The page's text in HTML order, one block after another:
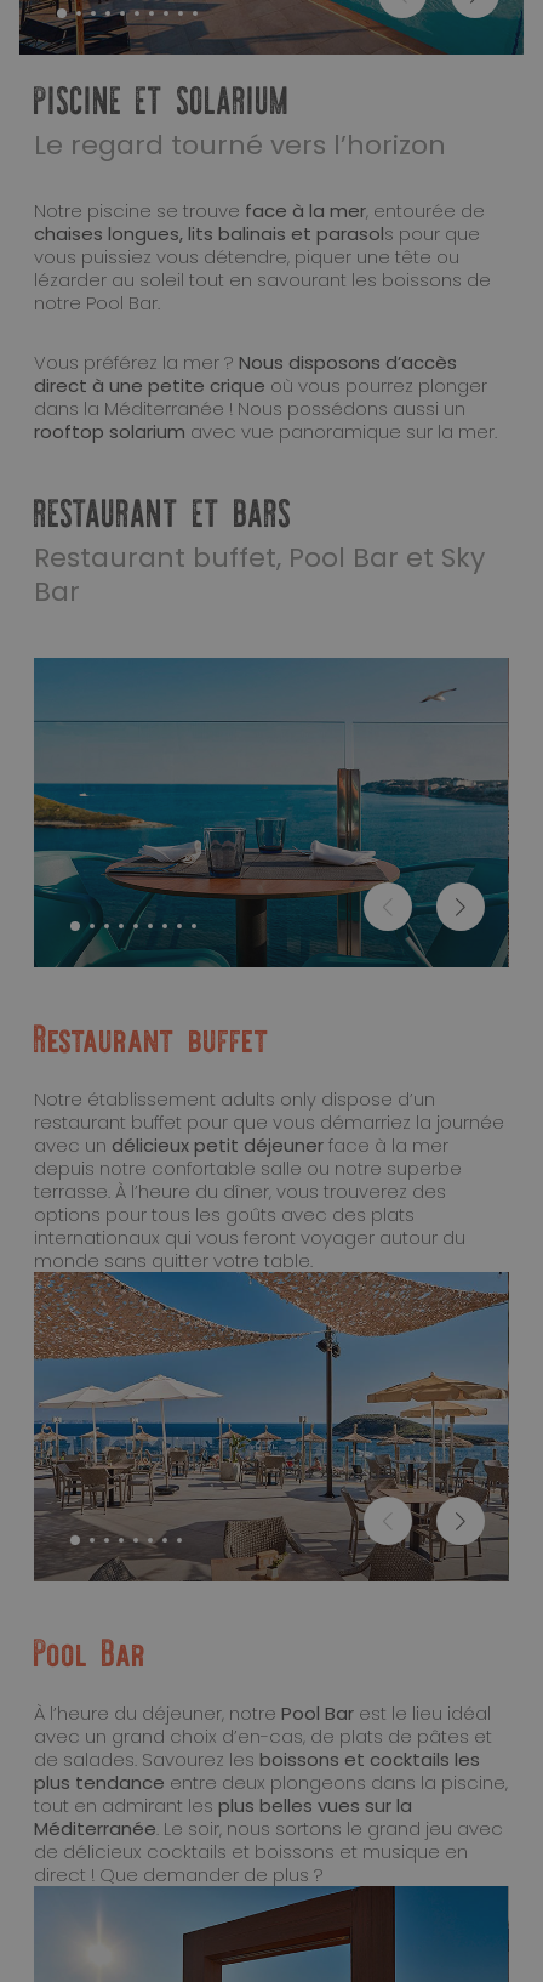
PISCINE ET SOLARIUM
Le regard tourné vers l’horizon
Notre piscine se trouve face à la mer, entourée de
chaises longues, lits balinais et parasols pour que
vous puissiez vous détendre, piquer une tête ou
lézarder au soleil tout en savourant les boissons de
notre Pool Bar.
Vous préférez la mer ?Nous disposons d’accès
direct à une petite crique où vous pourrez plonger
dans la Méditerranée ! Nous possédons aussi un
rooftop solarium avec vue panoramique sur la mer.
RESTAURANT ET BARS
Restaurant buffet, Pool Bar et Sky
Bar
Restaurant buffet
Notre établissement adults only dispose d’un
restaurant buffet pour que vous démarriez la journée
avec un délicieux petit déjeunerface à la mer
depuis notre confortable salle ou notre superbe
terrasse. À l’heure du dîner, vous trouverez des
options pour tous les goûts avec des plats
internationaux qui vous feront voyager autour du
monde sans quitter votre table.
Pool Bar
À l’heure du déjeuner, notrePool Bar est le lieu idéal
avec un grand choix d’en-cas, de plats de pâtes et
de salades. Savourez les boissons et cocktails les
plus tendance entre deux plongeons dans la piscine,
tout en admirant les plus belles vues sur la
Méditerranée. Le soir, nous sortons le grand jeu avec
de délicieux cocktails et boissons et musique en
direct ! Que demander de plus ?